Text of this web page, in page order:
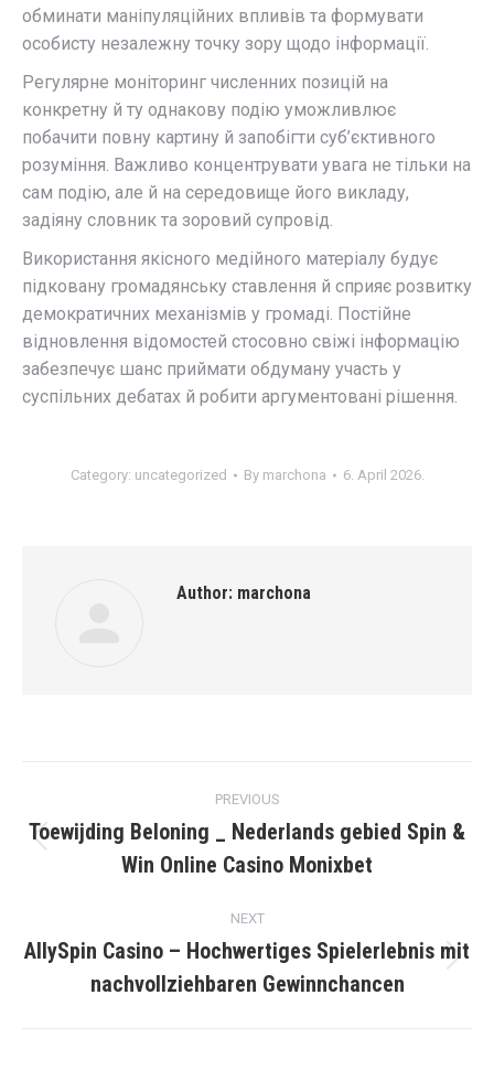
обминати маніпуляційних впливів та формувати
особисту незалежну точку зору щодо інформації.
Регулярне моніторинг численних позицій на
конкретну й ту однакову подію уможливлює
побачити повну картину й запобігти суб’єктивного
розуміння. Важливо концентрувати увага не тільки на
сам подію, але й на середовище його викладу,
задіяну словник та зоровий супровід.
Використання якісного медійного матеріалу будує
підковану громадянську ставлення й сприяє розвитку
демократичних механізмів у громаді. Постійне
відновлення відомостей стосовно свіжі інформацію
забезпечує шанс приймати обдуману участь у
суспільних дебатах й робити аргументовані рішення.
Category: uncategorized By marchona 6. April 2026.
Author: marchona
navigation
PREVIOUS
post:
Toewijding Beloning _ Nederlands gebied Spin &
Win Online Casino Monixbet
NEXT
Next
post:
AllySpin Casino – Hochwertiges Spielerlebnis mit
nachvollziehbaren Gewinnchancen